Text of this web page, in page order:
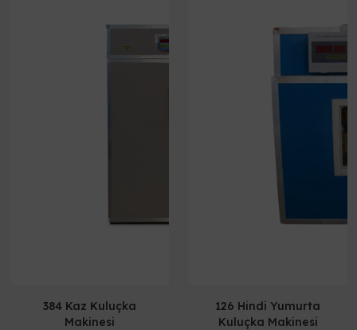
384 Kaz Kuluçka
Makinesi
126 Hindi Yumurta
Kuluçka Makinesi